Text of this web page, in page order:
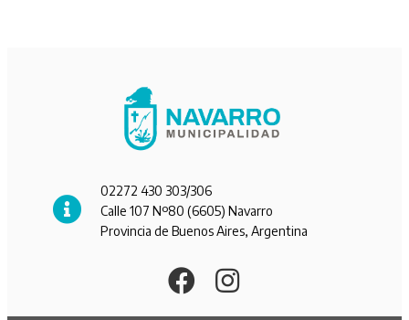
02272 430 303/306
Calle 107 Nº80 (6605) Navarro
Provincia de Buenos Aires, Argentina